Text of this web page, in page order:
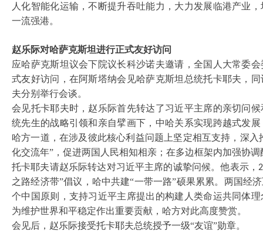
人化智能化运输，不断提升吞吐能力，大力发展临港产业
一流强港。
赵乐际对哈萨克斯坦进行正式友好访问
应哈萨克斯坦议会下院议长科沙诺夫邀请，全国人大常委
式友好访问，在阿斯塔纳会见哈萨克斯坦总统托卡耶夫，
夫分别举行会谈。
会见托卡耶夫时，赵乐际首先转达了习近平主席的亲切问
统先生的战略引领和亲自擘画下，中哈关系实现跨越式发
哈方一道，在涉及彼此核心利益问题上坚定相互支持，深入
化交流年”，促进两国人民相知相亲；在多边框架内加强协
托卡耶夫请赵乐际转达对习近平主席的诚挚问候。他表示，
之路经济带”倡议，哈中共建“一带一路”硕果累累。两国经
个中国原则，支持习近平主席提出的构建人类命运共同体
为维护世界和平稳定作出重要贡献，哈方对此高度赞赏。
会见后，赵乐际接受托卡耶夫总统授予一级“友谊”勋章。